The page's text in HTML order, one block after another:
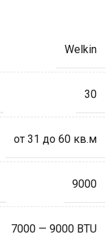
Welkin
30
от 31 до 60 кв.м
9000
7000 — 9000 BTU